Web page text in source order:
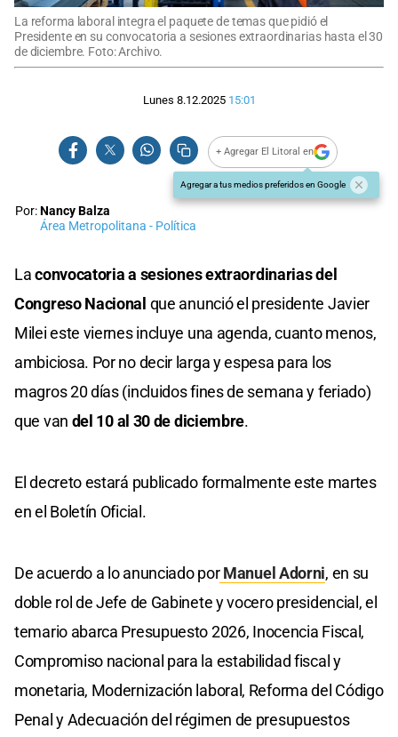
La reforma laboral integra el paquete de temas que pidió el
Presidente en su convocatoria a sesiones extraordinarias hasta el 30
de diciembre. Foto: Archivo.
Lunes 8.12.2025 15:01
+ Agregar El Litoral en
Agregar a tus medios preferidos en Google
Por:Nancy Balza
Área Metropolitana - Política
Laconvocatoria a sesiones extraordinarias del
Congreso Nacional que anunció el presidente Javier
Milei este viernes incluye una agenda, cuanto menos,
ambiciosa. Por no decir larga y espesa para los
magros 20 días (incluidos fines de semana y feriado)
que van del 10 al 30 de diciembre.
El decreto estará publicado formalmente este martes
en el Boletín Oficial.
De acuerdo a lo anunciado porManuel Adorni, en su
doble rol de Jefe de Gabinete y vocero presidencial, el
temario abarca Presupuesto 2026, Inocencia Fiscal,
Compromiso nacional para la estabilidad fiscal y
monetaria, Modernización laboral, Reforma del Código
Penal y Adecuación del régimen de presupuestos